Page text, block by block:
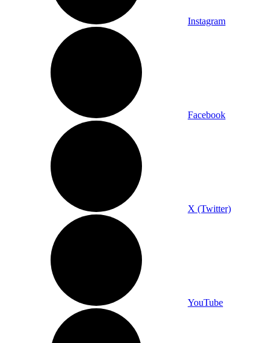
Instagram
Facebook
X (Twitter)
YouTube